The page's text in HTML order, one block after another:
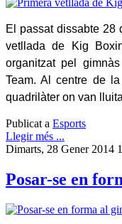
El passat dissabte 28
vetllada de Kig
organitzat pel
Team. Al centre de
quadrilàter on van
Publicat a Esports
Llegir més ...
Dimarts, 28 Gener 2014
Posar-se en